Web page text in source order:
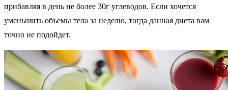
прибавляя в день не более 30г углеводов. Если хочется
уменьшить объемы тела за неделю, тогда данная диета вам
точно не подойдет.